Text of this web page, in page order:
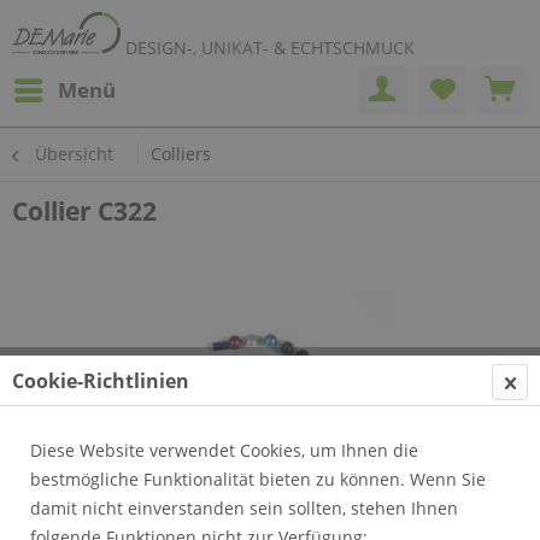
DESIGN-, UNIKAT- & ECHTSCHMUCK
Menü
Übersicht Colliers
Collier C322
Cookie-Richtlinien
Diese Website verwendet Cookies, um Ihnen die
bestmögliche Funktionalität bieten zu können. Wenn Sie
damit nicht einverstanden sein sollten, stehen Ihnen